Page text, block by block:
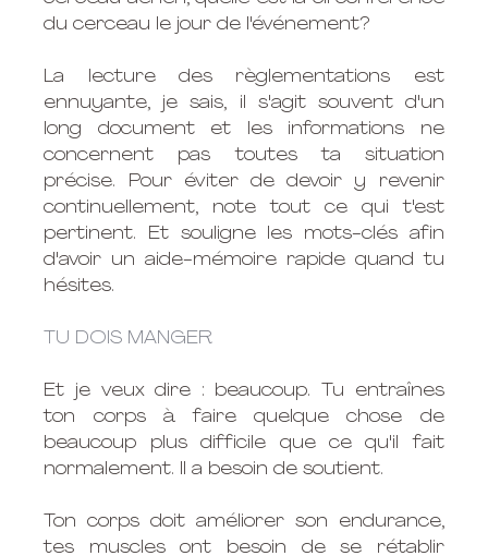
du cerceau le jour de l'événement?
La lecture des règlementations est
ennuyante, je sais, il s'agit souvent d'un
long document et les informations ne
concernent pas toutes ta situation
précise. Pour éviter de devoir y revenir
continuellement, note tout ce qui t'est
pertinent. Et souligne les mots-clés afin
d'avoir un aide-mémoire rapide quand tu
hésites.
TU DOIS MANGER
Et je veux dire : beaucoup. Tu entraînes
ton corps à faire quelque chose de
beaucoup plus difficile que ce qu'il fait
normalement. Il a besoin de soutient.
Ton corps doit améliorer son endurance,
tes muscles ont besoin de se rétablir